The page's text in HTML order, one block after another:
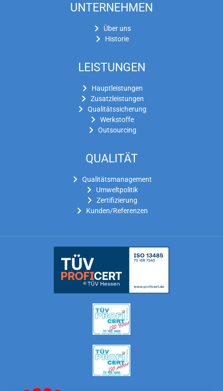
UNTERNEHMEN
Über uns
Historie
LEISTUNGEN
Hauptleistungen
Zusatzleistungen
Qualitätssicherung
Werkstoffe
Outsourcing
QUALITÄT
Qualitätsmanagement
Umweltpolitik
Zertifizierung
Kunden/Referenzen